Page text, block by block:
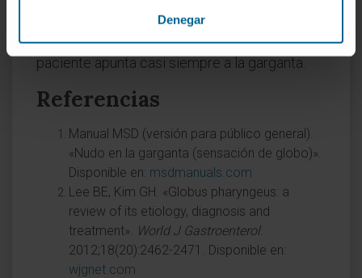
Denegar
participación del eje intestino-cerebro en su
génesis, aunque la percepción subjetiva del
paciente apunta casi siempre a la garganta.
Referencias
Manual MSD (versión para público general).
«Nudo en la garganta (sensación de globo)».
Disponible en: msdmanuals.com
Lee BE, Kim GH. «Globus pharyngeus: a
review of its etiology, diagnosis and
treatment». World J Gastroenterol.
2012;18(20):2462-2471. Disponible en:
wjgnet.com